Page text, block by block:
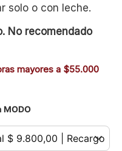
solo o con leche.
No recomendado
mayores a $55.000